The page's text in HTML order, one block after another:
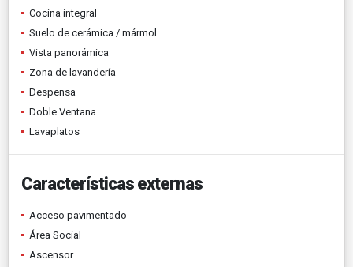
Cocina integral
Suelo de cerámica / mármol
Vista panorámica
Zona de lavandería
Despensa
Doble Ventana
Lavaplatos
Características externas
Acceso pavimentado
Área Social
Ascensor